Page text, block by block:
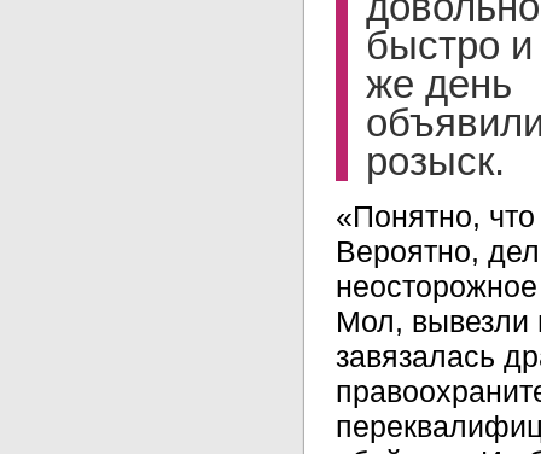
быстро и
же день
розыск.
«Понятно,
Вероятно,
Мол, вывезли
завязалась